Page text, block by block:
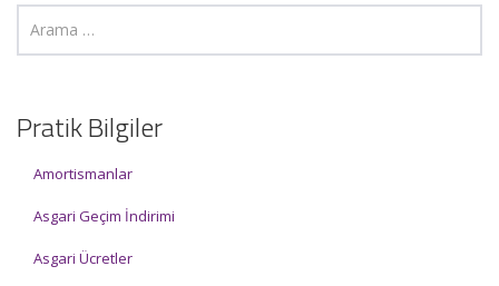
Pratik Bilgiler
Amortismanlar
Asgari Geçim İndirimi
Asgari Ücretler